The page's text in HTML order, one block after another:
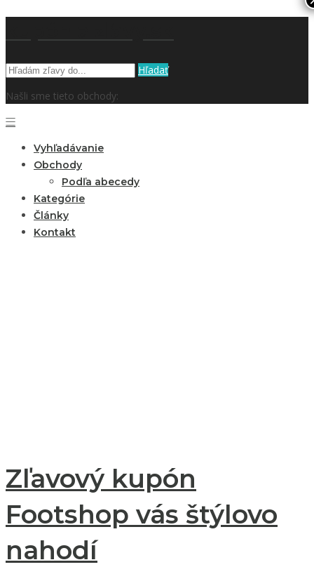
Hľadať
Našli sme tieto obchody:
Vyhľadávanie
Obchody
Podľa abecedy
Kategórie
Články
Kontakt
Zľavový kupón
Footshop vás štýlovo
nahodí